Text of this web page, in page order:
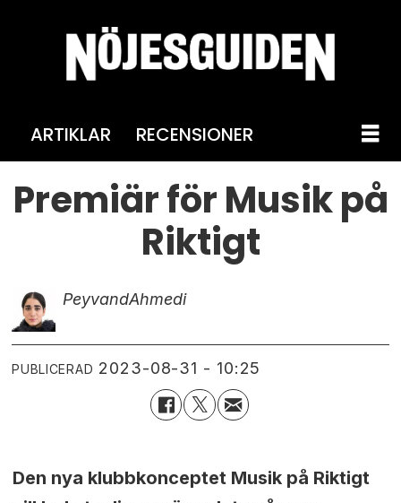
ARTIKLAR RECENSIONER
Premiär för Musik på
Riktigt
PeyvandAhmedi
PUBLICERAD 2023-08-31 - 10:25
Den nya klubbkonceptet Musik på Riktigt